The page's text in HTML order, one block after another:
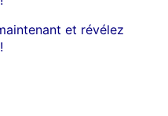
et révélez